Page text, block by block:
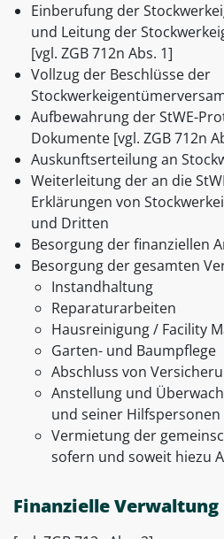
Einberufung der
und Leitung der
[vgl. ZGB 712n Abs. 1]
Vollzug der Beschlüsse der
Aufbewahrung der StWE-
Dokumente [vgl. ZGB 712n
Auskunftserteilung an
Weiterleitung der an die
Erklärungen von
und Dritten
Besorgung der finanziellen
Besorgung der gesamten
Instandhaltung
Reparaturarbeiten
Hausreinigung / Facility
Garten- und Baumpflege
Abschluss von
Anstellung und
und seiner Hilfspersonen
Vermietung der
sofern und soweit hiezu
Finanzielle Verwaltung